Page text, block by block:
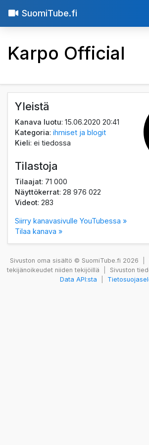
SuomiTube.fi
Karpo Official
Yleistä
Kanava luotu: 15.06.2020 20:41
Kategoria:ihmiset ja blogit
Kieli: ei tiedossa
Tilastoja
Tilaajat: 71 000
Näyttökerrat: 28 976 022
Videot: 283
Siirry kanavasivulle YouTubessa »
Tilaa kanava »
Sivuston oma sisältö © SuomiTube.fi 2026
tekijänoikeudet niiden tekijöillä
Sivuston
Data API:sta